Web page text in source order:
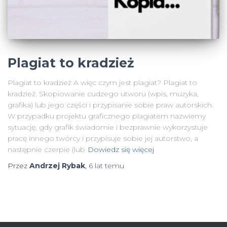
Plagiat to kradzież
Plagiat to kradzież A więc czym jest plagiat? Plagiat to
kradzież. Skopiowanie cudzego utworu (wpis, muzyka,
grafika) lub jego części i przypisanie sobie praw autorskich.
W przypadku projektu graficznego plagiatem nazwiemy
sytuację, gdy grafik świadomie i bezprawnie wykorzystuje
pracę innego twórcy i przypisuje sobie jej autorstwo, a
następnie czerpie (lub Dowiedz się więcej
Przez Andrzej Rybak, 6 lattemu